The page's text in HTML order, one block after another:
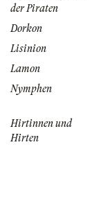
der Piraten
Dorkon
Lisinion
Lamon
Nymphen
Hirtinnen und
Hirten